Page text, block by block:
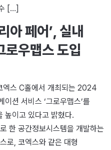
[…]
페어’, 실내
로우맵스 도입
스 C홀에서 개최되는 2024
션 서비스 ‘그로우맵스’를
높이고 있다고 밝혔다.
한 공간정보시스템을 개발하는
로, 코엑스와 같은 대형